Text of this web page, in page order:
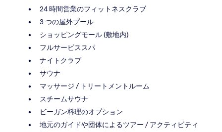
24 時間営業のフィットネスクラブ
3 つの屋外プール
ショッピングモール (敷地内)
フルサービススパ
ナイトクラブ
サウナ
マッサージ / トリートメントルーム
スチームサウナ
ビーガン料理のオプション
地元のガイドや団体によるツアー / アクティビティ